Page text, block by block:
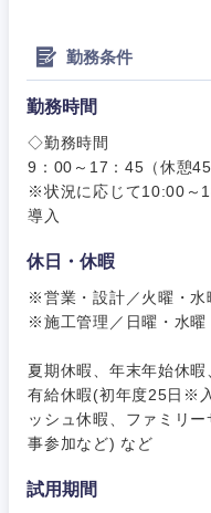
勤務条件
勤務時間
◇勤務時間
9：00～17：45（休憩
※状況に応じて10:00～
導入
休日・休暇
※営業・設計／火曜・水
※施工管理／日曜・水曜
夏期休暇、年末年始休
有給休暇(初年度25日※
ッシュ休暇、ファミリ
事参加など) など
試用期間
東海地方
愛知県